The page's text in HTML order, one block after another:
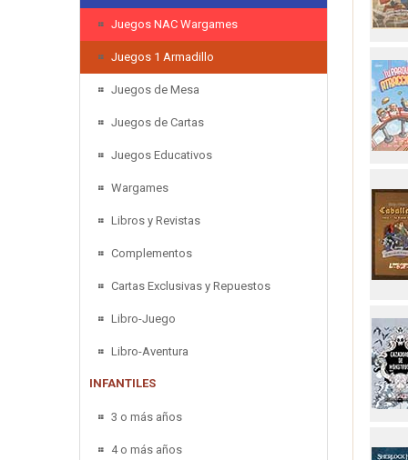
Juegos NAC Wargames
Juegos 1 Armadillo
Juegos de Mesa
Juegos de Cartas
Juegos Educativos
Wargames
Libros y Revistas
Complementos
Cartas Exclusivas y Repuestos
Libro-Juego
Libro-Aventura
INFANTILES
3 o más años
4 o más años